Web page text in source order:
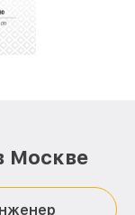
сервис еще
Москве